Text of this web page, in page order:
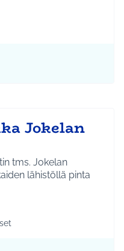
Jokela Ympäristö
Jokelan
tms. Jokelan
lähistöllä pinta
Jokela Liikunta ja